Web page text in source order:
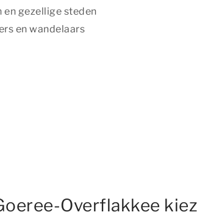
en gezellige steden
en wandelaars
Overflakkee